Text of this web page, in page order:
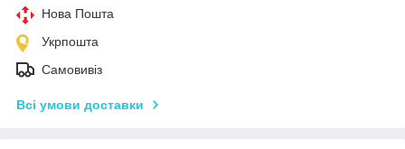
Нова Пошта
Укрпошта
Самовивіз
Всі умови доставки